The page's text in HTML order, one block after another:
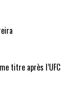
titre après l’UFC